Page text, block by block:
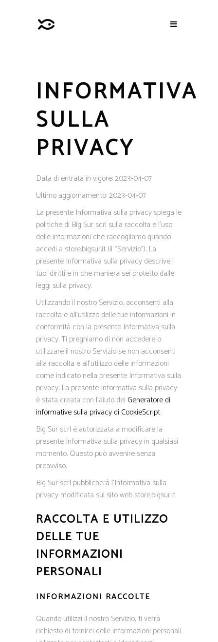
INFORMATIVA
SULLA
PRIVACY
Data di entrata in vigore: 2023-04-07
Ultimo aggiornamento: 2023-04-07
La presente Informativa sulla privacy spiega le
politiche di Big Sur scrl sulla raccolta e l’uso
delle informazioni che raccogliamo quando
accedi a store.bigsur.it (il “Servizio”). La
presente Informativa sulla privacy descrive i
tuoi diritti e in che maniera sei protetto dalle
leggi sulla privacy.
Utilizzando il nostro Servizio, acconsenti alla
raccolta e all’utilizzo delle tue informazioni in
conformità con la presente Informativa sulla
privacy. Ti preghiamo di non accedere o
utilizzare il nostro Servizio se non acconsenti
alla raccolta e all’utilizzo delle informazioni
come indicato nella presente Informativa sulla
privacy. La presente Informativa sulla privacy
è stata creata con l’aiuto del Generatore di
informative sulla privacy di CookieScript.
Big Sur scrl è autorizzata a modificare la
presente Informativa sulla privacy in qualsiasi
momento. Questo può avvenire senza
preavviso.
Big Sur scrl pubblicherà l’Informativa sulla
privacy modificata sul sito web store.bigsur.it.
RACCOLTA E UTILIZZO
DELLE TUE
INFORMAZIONI
PERSONALI
INFORMAZIONI RACCOLTE
Quando utilizzi il nostro Servizio, ti verrà
richiesto di fornirci delle informazioni personali